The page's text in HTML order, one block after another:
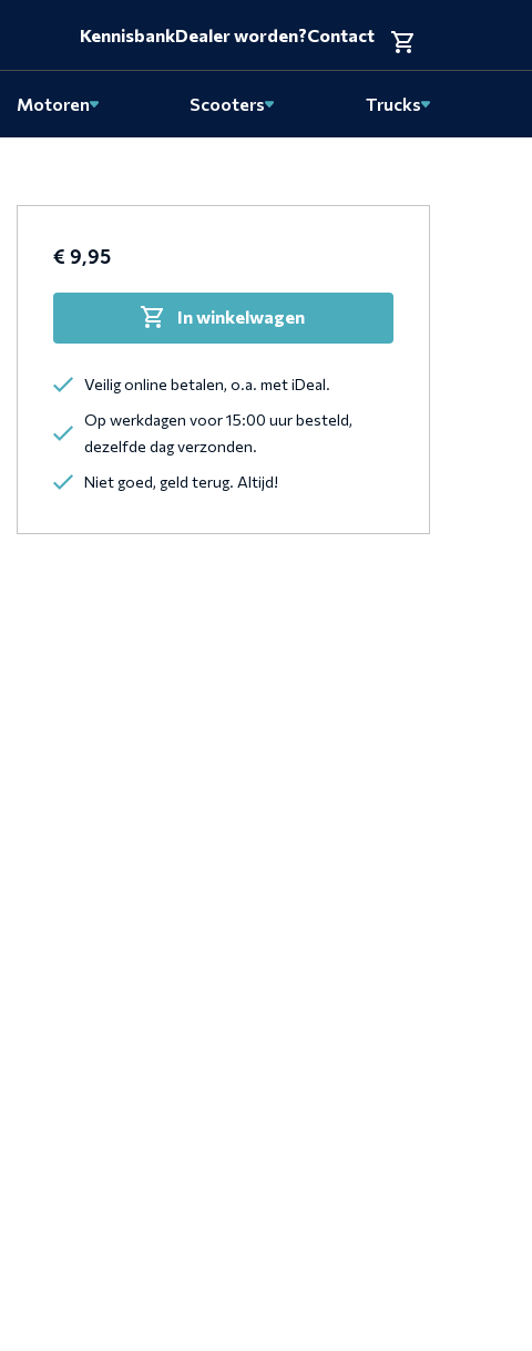
KennisbankDealer worden?Contact
Motoren Scooters Trucks
€ 9,95
In winkelwagen
Veilig online betalen, o.a. met iDeal.
Op werkdagen voor 15:00 uur besteld,
dezelfde dag verzonden.
Niet goed, geld terug. Altijd!